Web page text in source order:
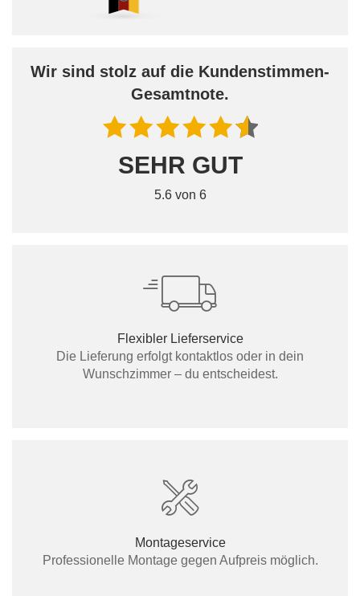
Wir sind stolz auf die Kundenstimmen-
Gesamtnote.
SEHR GUT
5.6 von 6
Flexibler Lieferservice
Die Lieferung erfolgt kontaktlos oder in dein
Wunschzimmer – du entscheidest.
Montageservice
Professionelle Montage gegen Aufpreis möglich.